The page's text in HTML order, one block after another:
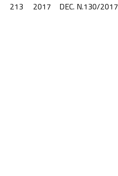
213
2017 DEC. N.130/2017